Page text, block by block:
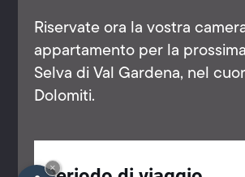
Riservate ora la vostra
appartamento per la
Selva di Val Gardena, nel
Dolomiti.
×